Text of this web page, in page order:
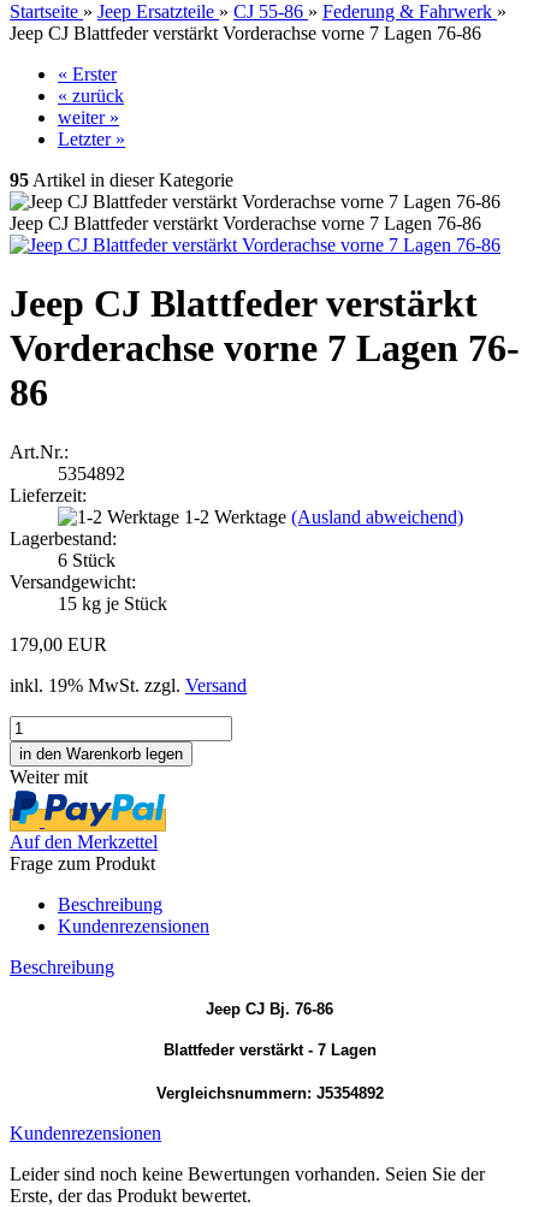
Startseite » Jeep Ersatzteile » CJ 55-86 » Federung & Fahrwerk »
Jeep CJ Blattfeder verstärkt Vorderachse vorne 7 Lagen 76-86
« Erster
« zurück
weiter »
Letzter »
95 Artikel in dieser Kategorie
Jeep CJ Blattfeder verstärkt Vorderachse vorne 7 Lagen 76-86
Jeep CJ Blattfeder verstärkt
Vorderachse vorne 7 Lagen 76-
86
Art.Nr.:
5354892
Lieferzeit:
1-2 Werktage (Ausland abweichend)
Lagerbestand:
6 Stück
Versandgewicht:
15 kg je Stück
179,00 EUR
inkl. 19% MwSt. zzgl. Versand
Weiter mit
Auf den Merkzettel
Frage zum Produkt
Beschreibung
Kundenrezensionen
Beschreibung
Jeep CJ Bj. 76-86
Blattfeder verstärkt - 7 Lagen
Vergleichsnummern: J5354892
Kundenrezensionen
Leider sind noch keine Bewertungen vorhanden. Seien Sie der
Erste, der das Produkt bewertet.